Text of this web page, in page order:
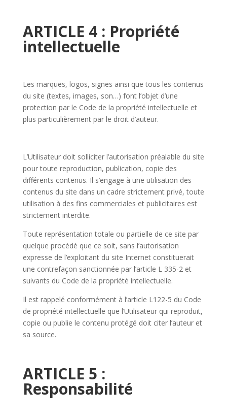
ARTICLE 4 : Propriété
intellectuelle
Les marques, logos, signes ainsi que tous les contenus
du site (textes, images, son…) font l’objet d’une
protection par le Code de la propriété intellectuelle et
plus particulièrement par le droit d’auteur.
L’Utilisateur doit solliciter l’autorisation préalable du site
pour toute reproduction, publication, copie des
différents contenus. Il s’engage à une utilisation des
contenus du site dans un cadre strictement privé, toute
utilisation à des fins commerciales et publicitaires est
strictement interdite.
Toute représentation totale ou partielle de ce site par
quelque procédé que ce soit, sans l’autorisation
expresse de l’exploitant du site Internet constituerait
une contrefaçon sanctionnée par l’article L 335-2 et
suivants du Code de la propriété intellectuelle.
Il est rappelé conformément à l’article L122-5 du Code
de propriété intellectuelle que l’Utilisateur qui reproduit,
copie ou publie le contenu protégé doit citer l’auteur et
sa source.
ARTICLE 5 :
Responsabilité